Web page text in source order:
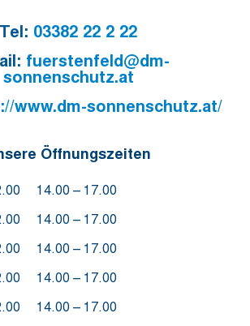
Tel: 03382 22 2 22
fuerstenfeld@dm-
sonnenschutz.at
www.dm-sonnenschutz.at/
Öffnungszeiten
14.00 – 17.00
14.00 – 17.00
14.00 – 17.00
14.00 – 17.00
14.00 – 17.00